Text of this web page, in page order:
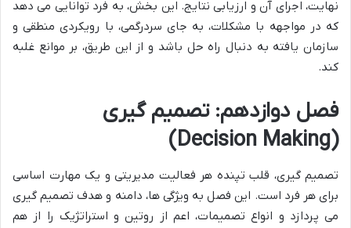
نهایت، اجرای آن و ارزیابی نتایج. این بخش، به فرد توانایی می دهد
که در مواجهه با مشکلات، به جای سردرگمی، با رویکردی منطقی و
سازمان یافته به دنبال راه حل باشد و از این طریق، بر موانع غلبه
کند.
فصل دوازدهم: تصمیم گیری
(Decision Making)
تصمیم گیری، قلب تپنده هر فعالیت مدیریتی و یک مهارت اساسی
برای هر فرد است. این فصل به ویژگی ها، دامنه و هدف تصمیم گیری
می پردازد و انواع تصمیمات، اعم از روتین و استراتژیک را از هم